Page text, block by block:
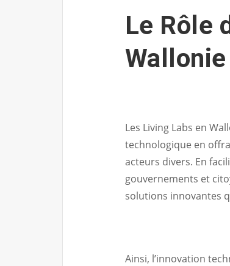
Le Rôle
Wallonie
Les Living Labs en
technologique en
acteurs divers. En
gouvernements et
solutions innovantes
Ainsi, l’innovation